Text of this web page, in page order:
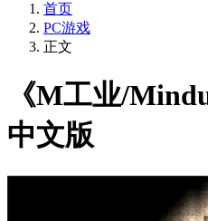
首页
PC游戏
正文
《M工业/
中文版